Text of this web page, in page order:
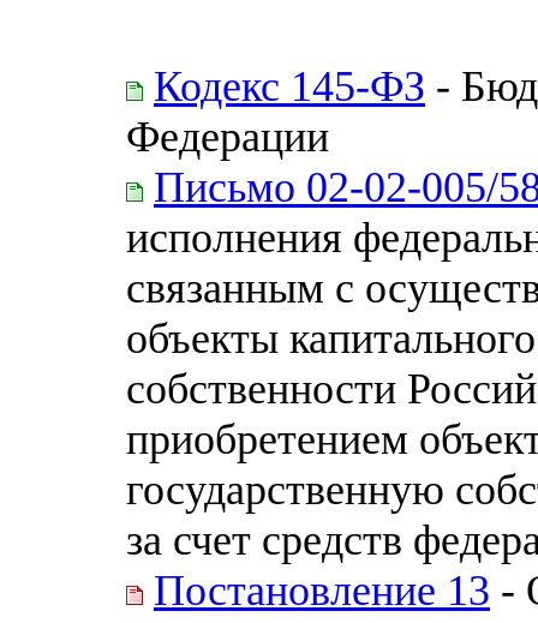
Кодекс 145-ФЗ -
Федерации
Письмо 02-02-005/
исполнения
связанным с
объекты
собственности
приобретением
государственную
за счет средств
Постановление 13 -